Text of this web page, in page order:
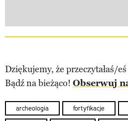
Dziękujemy, że przeczytałaś/
Bądź na bieżąco! Obserwuj
archeologia fortyfikacje